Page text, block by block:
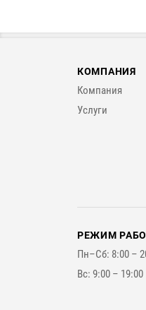
КОМПАНИЯ
Компания
Услуги
РЕЖИМ
Пн–Сб: 8:00 –
Вс: 9:00 – 19:00